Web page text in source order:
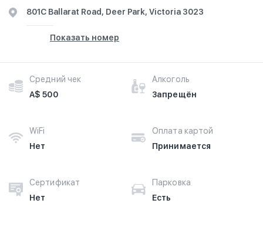
801C Ballarat Road, Deer Park, Victoria 3023
Показать номер
Средний чек
A$ 500
Алкоголь
Запрещён
WiFi
Нет
Оплата картой
Принимается
Сертификат
Нет
Парковка
Есть